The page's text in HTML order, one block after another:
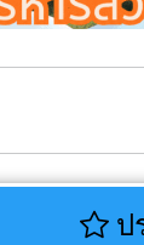
ป